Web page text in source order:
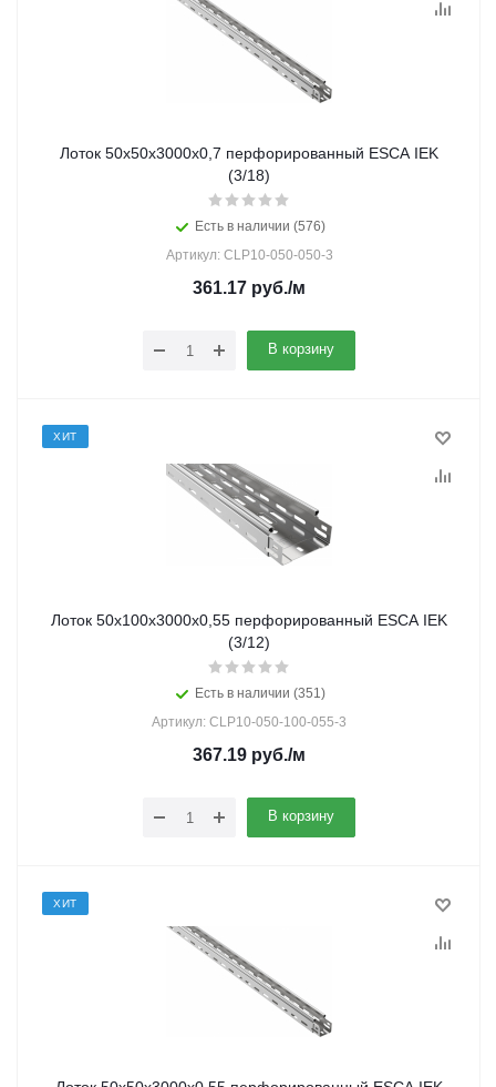
Лоток 50х50х3000х0,7 перфорированный ESCA IEK
(3/18)
Есть в наличии (576)
Артикул: CLP10-050-050-3
361.17 руб./м
В корзину
ХИТ
Лоток 50х100х3000х0,55 перфорированный ESCA IEK
(3/12)
Есть в наличии (351)
Артикул: CLP10-050-100-055-3
367.19 руб./м
В корзину
ХИТ